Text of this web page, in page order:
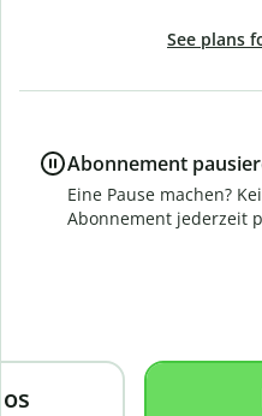
See plans
Abonnement
Eine Pause machen?
Abonnement jederzeit